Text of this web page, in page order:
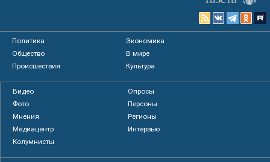
Политика
Экономика
Общество
В мире
Происшествия
Культура
Видео
Опросы
Фото
Персоны
Мнения
Регионы
Медиацентр
Интервью
Колумнисты